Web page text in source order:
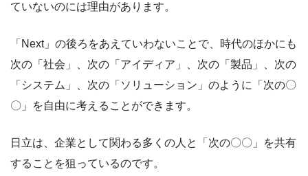
ていないのには理由があります。
「Next」の後ろをあえていわないことで、時代のほかにも
次の「社会」、次の「アイディア」、次の「製品」、次の
「システム」、次の「ソリューション」のように「次の〇
〇」を自由に考えることができます。
日立は、企業として関わる多くの人と「次の〇〇」を共有
することを狙っているのです。